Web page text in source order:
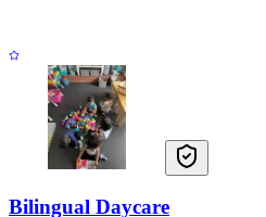
Bilingual Daycare